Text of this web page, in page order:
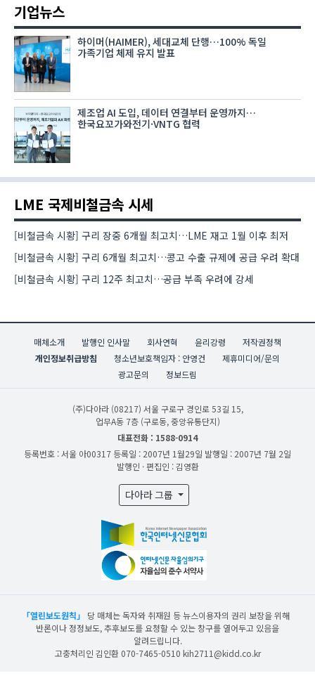
기업뉴스
하이머(HAIMER), 세대교체 단행…100% 독일
가족기업 체제 유지 발표
제조업 AI 도입, 데이터 연결부터 운영까지…
한국요꼬가와전기·VNTG 협력
LME 국제비철금속 시세
[비철금속 시황] 구리 장중 6개월 최고치…LME 재고 1월 이후 최저
[비철금속 시황] 구리 6개월 최고치…콩고 수출 규제에 공급 우려 확대
[비철금속 시황] 구리 12주 최고치…공급 부족 우려에 강세
매체소개 발행인 인사말 회사연혁 윤리강령
저작권정책
개인정보취급방침
청소년보호책임자 : 안영건
제휴미디어/문의
광고문의
정보드림
(주)다아라 (08217) 서울 구로구 경인로 53길 15,
업무A동 7층 (구로동, 중앙유통단지)
대표전화 : 1588-0914
등록번호 : 서울 아00317 등록일 : 2007년 1월29일 발행일 : 2007년 7월 2일
발행인 · 편집인 : 김영환
다아라 그룹
「열린보도원칙」
당 매체는 독자와 취재원 등 뉴스이용자의 권리 보장을 위해
반론이나 정정보도, 추후보도를 요청할 수 있는 창구를 열어두고 있음을
알려드립니다.
고충처리인 김인환 070-7465-0510 kih2711@kidd.co.kr